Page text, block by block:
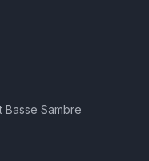
Sambre